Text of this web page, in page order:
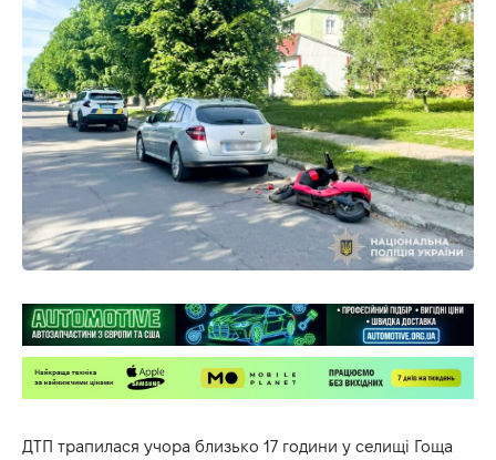
ДТП трапилася учора близько 17 години у селищі Гоща